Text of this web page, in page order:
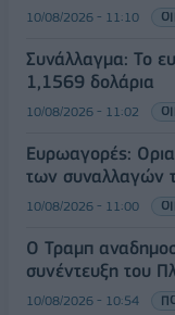
10/08/2026 - 11:10
Συνάλλαγμα: Το
1,1569 δολάρια
10/08/2026 - 11:02
Ευρωαγορές:
των συναλλαγών
10/08/2026 - 11:00
Ο Τραμπ
συνέντευξη του
10/08/2026 - 10:54